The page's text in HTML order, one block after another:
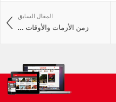
المقال السابق
زمن الأزمات والأوقات ...